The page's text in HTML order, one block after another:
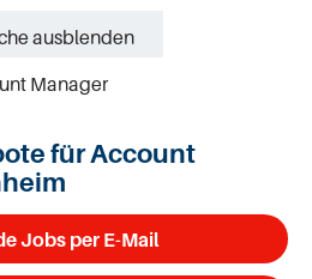
ausblenden
Manager
für Account
Jobs per E-Mail